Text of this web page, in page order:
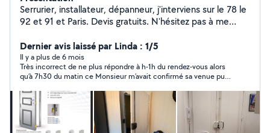
Serrurier, installateur, dépanneur, j'interviens sur le 78 le
92 et 91 et Paris. Devis gratuits. N'hésitez pas à me
Dernier avis laissé par Linda : 1/5
Il y a plus de 6 mois
Très incorrect de ne plus répondre à h-1h du rendez-vous alors
qu’à 7h30 du matin ce Monsieur m’avait confirmé sa venue puis
alors je suis en colère et déçu en prime pas de temps à perdre
avec des personnes qui manque de sérieux